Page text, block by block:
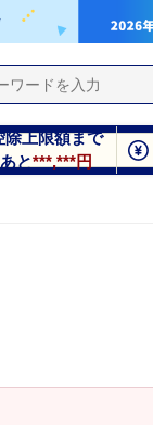
除上限額まで
あと***,***円